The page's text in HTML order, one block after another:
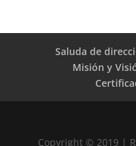
Saluda de
Misión y
Copyright © 2019 |